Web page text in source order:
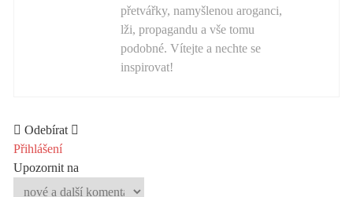
přetvářky, namyšlenou aroganci,
lži, propagandu a vše tomu
podobné. Vítejte a nechte se
inspirovat!
Odebírat
Přihlášení
Upozornit na